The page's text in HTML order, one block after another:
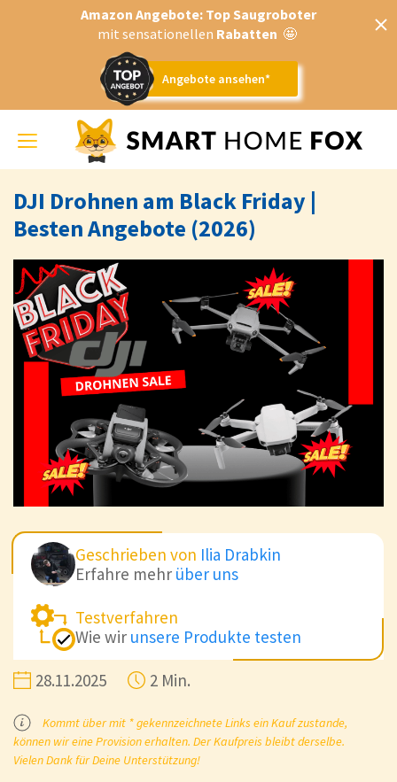
Amazon Angebote: Top Saugroboter
mit sensationellen Rabatten 🤩
Angebote ansehen*
Toggle
navigation
DJI Drohnen am Black Friday |
Besten Angebote (2026)
Geschrieben von Ilia Drabkin
Erfahre mehr über uns
Testverfahren
Wie wir unsere Produkte testen
28.11.2025 2 Min.
Kommt über mit * gekennzeichnete Links ein Kauf zustande,
können wir eine Provision erhalten. Der Kaufpreis bleibt derselbe.
Vielen Dank für Deine Unterstützung!